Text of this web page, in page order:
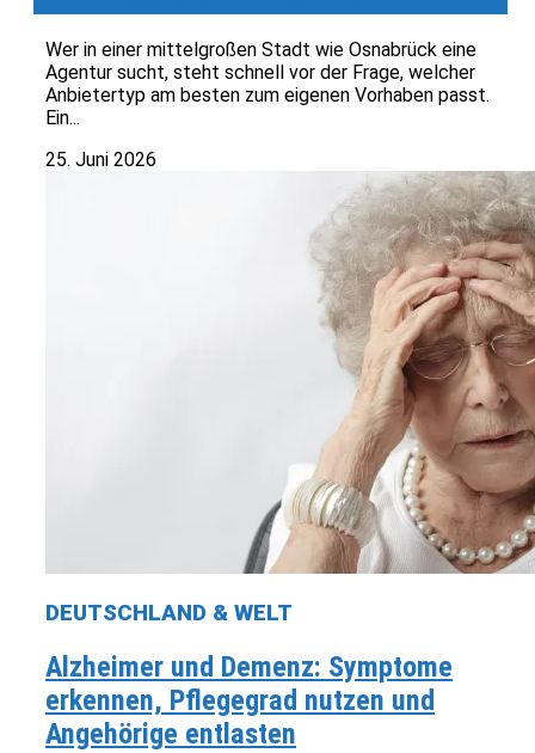
Wer in einer mittelgroßen Stadt wie Osnabrück eine
Agentur sucht, steht schnell vor der Frage, welcher
Anbietertyp am besten zum eigenen Vorhaben passt.
Ein...
25. Juni 2026
DEUTSCHLAND & WELT
Alzheimer und Demenz: Symptome
erkennen, Pflegegrad nutzen und
Angehörige entlasten